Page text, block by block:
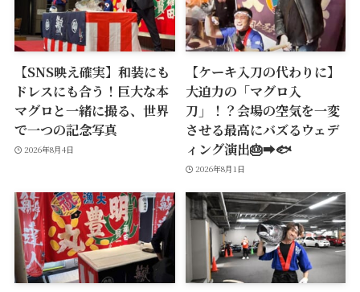
【SNS映え確実】和装にも
ドレスにも合う！巨大な本
マグロと一緒に撮る、世界
で一つの記念写真
2026年8月4日
【ケーキ入刀の代わりに】
大迫力の「マグロ入
刀」！？会場の空気を一変
させる最高にバズるウェデ
ィング演出🎂➡️🐟
2026年8月1日